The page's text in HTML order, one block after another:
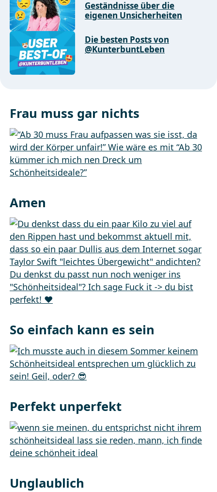
Geständnisse über die
eigenen Unsicherheiten
Die besten Posts von
@KunterbuntLeben
Frau muss gar nichts
Amen
So einfach kann es sein
Perfekt unperfekt
Unglaublich